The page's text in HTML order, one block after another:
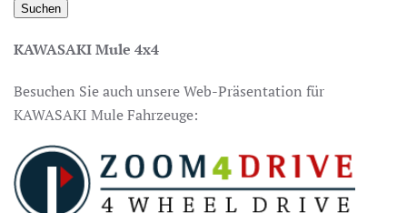
KAWASAKI Mule 4x4
Besuchen Sie auch unsere Web-Präsentation für
KAWASAKI Mule Fahrzeuge: